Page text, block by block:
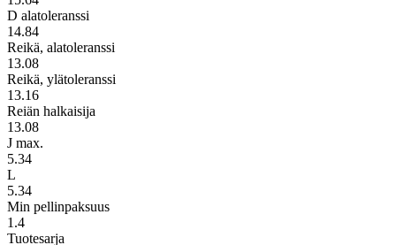
D alatoleranssi
14.84
Reikä, alatoleranssi
13.08
Reikä, ylätoleranssi
13.16
Reiän halkaisija
13.08
J max.
5.34
L
5.34
Min pellinpaksuus
1.4
Tuotesarja